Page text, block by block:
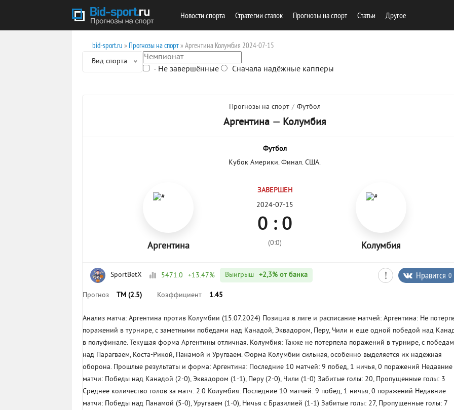
Новости спорта Стратегии ставок Прогнозы на спорт Cтатьи Другое
bid-sport.ru » Прогнозы на спорт» Аргентина Колумбия 2024-07-15
Вид спорта
- Не завершённые Сначала надёжные капперы
Прогнозы на спорт / Футбол
Аргентина — Колумбия
Футбол
Кубок Америки. Финал. США.
Аргентина
ЗАВЕРШЕН
2024-07-15
0 : 0
(0:0) Колумбия
SportBetX 5471.0 +13.47% Выигрыш +2,3%от банка Нравится 0
Прогноз ТМ (2.5) Коэффициент 1.45
Анализ матча: Аргентина против Колумбии (15.07.2024) Позиция в лиге и расписание матчей: Аргентина: Не
поражений в турнире, с заметными победами над Канадой, Эквадором, Перу, Чили и еще одной победой над
в полуфинале. Текущая форма Аргентины отличная. Колумбия: Также не потерпела поражений в турнире, с
над Парагваем, Коста-Рикой, Панамой и Уругваем. Форма Колумбии сильная, особенно выделяется их надежная
оборона. Прошлые результаты и форма: Аргентина: Последние 10 матчей: 9 побед, 1 ничья, 0 поражений Недавние
матчи: Победы над Канадой (2-0), Эквадором (1-1), Перу (2-0), Чили (1-0) Забитые голы: 20, Пропущенные голы: 3
Среднее количество голов за матч: 2.0 Колумбия: Последние 10 матчей: 9 побед, 1 ничья, 0 поражений Недавние
матчи: Победы над Панамой (5-0), Уругваем (1-0), Ничья с Бразилией (1-1) Забитые голы: 27, Пропущенные голы: 7